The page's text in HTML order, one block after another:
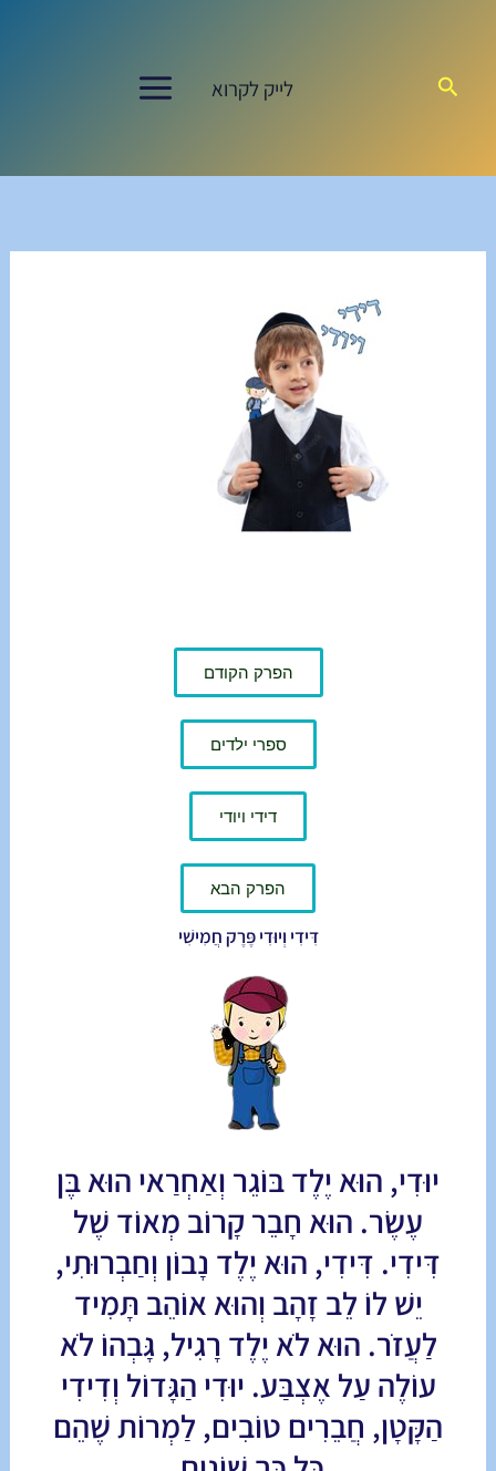
חיפוש לייק לקרוא
הפרק הקודם
ספרי ילדים
דידי ויודי
הפרק הבא
דִּידִי וְיוּדִי פֶּרֶק חֲמִישִׁי
יוּדִי, הוּא יֶלֶד בּוֹגֵר וְאַחְרַאי הוּא בֶּן
עֶשֶׂר. הוּא חָבֵר קָרוֹב מְאוֹד שֶׁל
דִּידִי. דִּידִי, הוּא יֶלֶד נָבוֹן וְחַבְרוּתִי,
יֵשׁ לוֹ לֵב זָהָב וְהוּא אוֹהֵב תָּמִיד
לַעֲזֹר. הוּא לֹא יֶלֶד רָגִיל, גָּבְהוֹ לֹא
עוֹלֶה עַל אֶצְבַּע. יוּדִי הַגָּדוֹל וְדִידִי
הַקָּטָן, חֲבֵרִים טוֹבִים, לַמְרוֹת שֶׁהֵם